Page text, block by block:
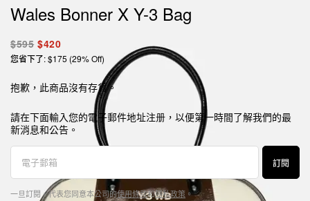
Wales Bonner X Y-3 Bag
$595 $420
您省下了: $175 (29% Off)
抱歉，此商品沒有存貨。
請在下面輸入您的電子郵件地址注册，以便第一時間了解我們的最
新消息和公告。
訂閱
一旦訂閱，代表您同意本公司的使用條款和隱私政策 。